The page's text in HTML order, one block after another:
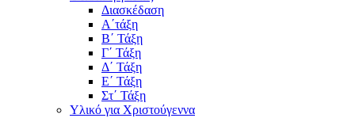
Διασκέδαση
Α΄τάξη
Β΄ Τάξη
Γ΄ Τάξη
Δ΄ Τάξη
Ε΄ Τάξη
Στ΄ Τάξη
Υλικό για Χριστούγεννα